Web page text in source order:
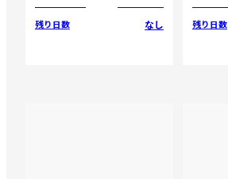
残り日数 なし 残り日数